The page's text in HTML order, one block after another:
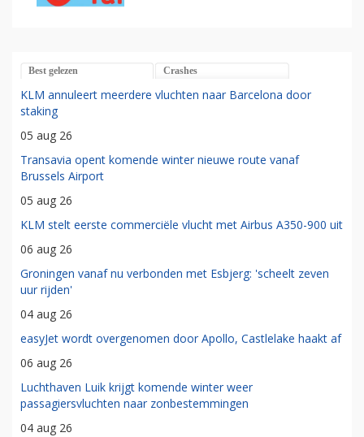
Best gelezen Crashes
KLM annuleert meerdere vluchten naar Barcelona door
staking
05 aug 26
Transavia opent komende winter nieuwe route vanaf
Brussels Airport
05 aug 26
KLM stelt eerste commerciële vlucht met Airbus A350-900 uit
06 aug 26
Groningen vanaf nu verbonden met Esbjerg: 'scheelt zeven
uur rijden'
04 aug 26
easyJet wordt overgenomen door Apollo, Castlelake haakt af
06 aug 26
Luchthaven Luik krijgt komende winter weer
passagiersvluchten naar zonbestemmingen
04 aug 26